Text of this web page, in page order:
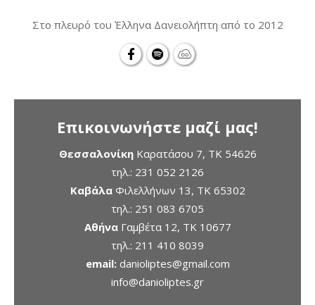
Στο πλευρό του Έλληνα Δανειολήπτη από το 2012
Επικοινωνήστε μαζί μας!
ΘεσσαλονίκηΚαρατάσου 7, TK 54626
τηλ.: 231 052 2126
ΚαβάλαΦιλελλήνων 13, ΤΚ 65302
τηλ.: 251 083 6705
ΑθήναΓαμβέτα 12, ΤΚ 10677
τηλ.: 211 410 8039
email: danioliptes@gmail.com
info@danioliptes.gr